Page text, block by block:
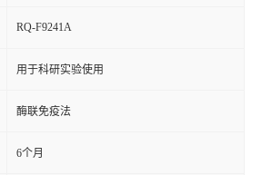
RQ-F9241A
用于科研实验使用
酶联免疫法
6个月